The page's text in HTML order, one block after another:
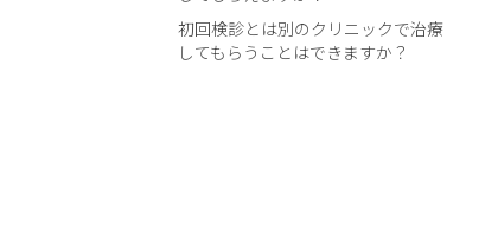
初回検診とは別のクリニックで治療
してもらうことはできますか？